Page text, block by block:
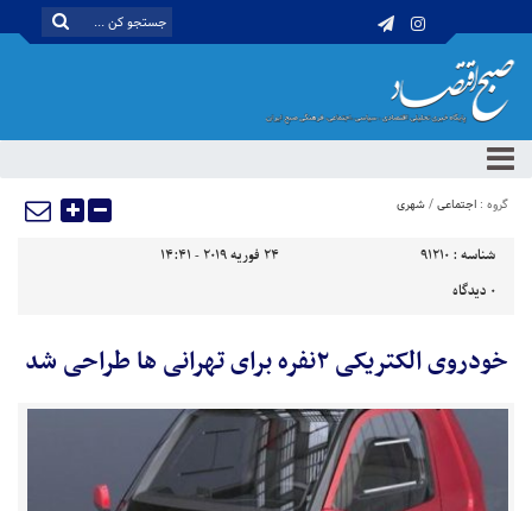
گروه : اجتماعی/شهری
شناسه : 91210
24 فوریه 2019 - 14:41
0 دیدگاه
خودروی الکتریکی ۲نفره برای تهرانی ها طراحی شد